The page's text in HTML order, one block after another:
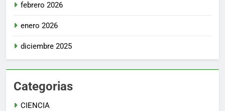
febrero 2026
enero 2026
diciembre 2025
Categorias
CIENCIA